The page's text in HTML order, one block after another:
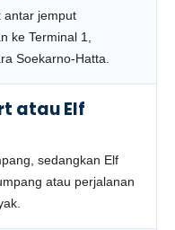
antar jemput
ke Terminal 1,
Soekarno-Hatta.
atau Elf
sedangkan Elf
atau perjalanan